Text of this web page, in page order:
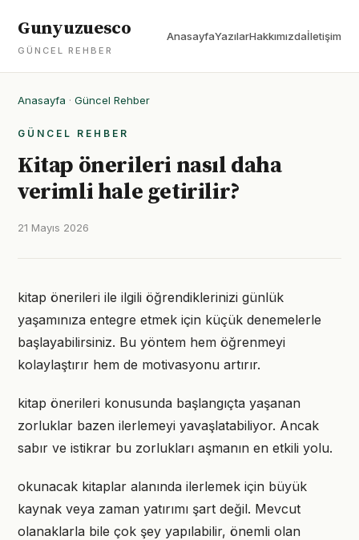
Gunyuzuesco
GÜNCEL REHBER
AnasayfaYazılarHakkımızdaİletişim
Anasayfa · Güncel Rehber
GÜNCEL REHBER
Kitap önerileri nasıl daha
verimli hale getirilir?
21 Mayıs 2026
kitap önerileri ile ilgili öğrendiklerinizi günlük
yaşamınıza entegre etmek için küçük denemelerle
başlayabilirsiniz. Bu yöntem hem öğrenmeyi
kolaylaştırır hem de motivasyonu artırır.
kitap önerileri konusunda başlangıçta yaşanan
zorluklar bazen ilerlemeyi yavaşlatabiliyor. Ancak
sabır ve istikrar bu zorlukları aşmanın en etkili yolu.
okunacak kitaplar alanında ilerlemek için büyük
kaynak veya zaman yatırımı şart değil. Mevcut
olanaklarla bile çok şey yapılabilir, önemli olan